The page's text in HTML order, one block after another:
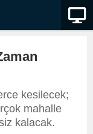
kesilecek;
mahalle
kalacak.